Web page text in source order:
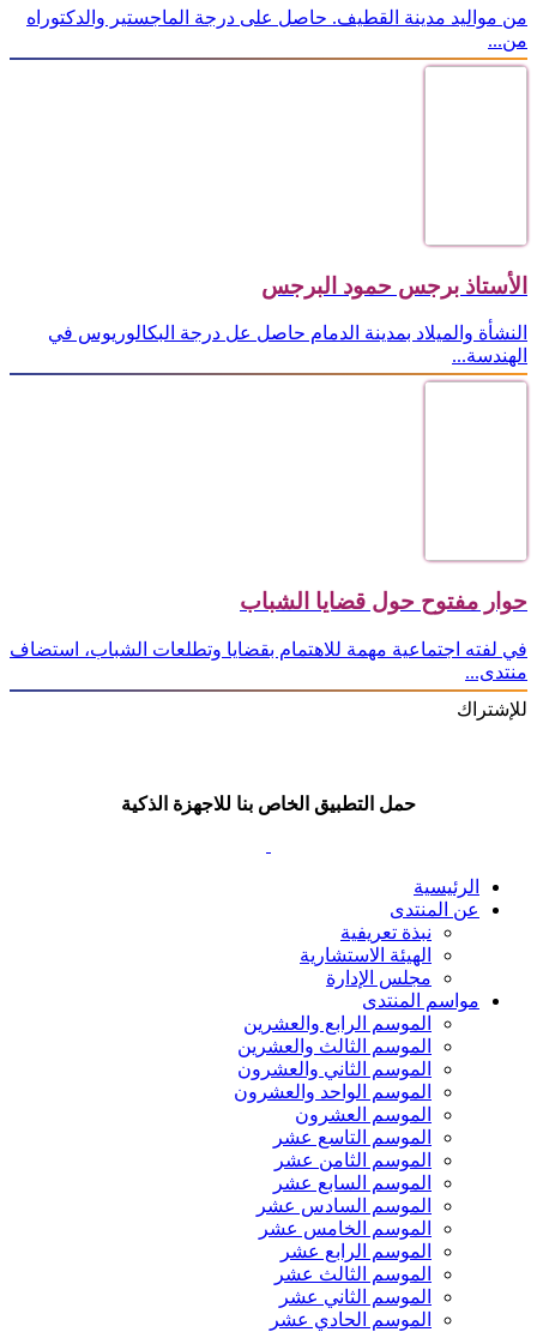
من مواليد مدينة القطيف. حاصل على درجة الماجستير والدكتوراه
من...
الأستاذ برجس حمود البرجس
النشأة والميلاد بمدينة الدمام حاصل عل درجة البكالوريوس في
الهندسة...
حوار مفتوح حول قضايا الشباب
في لفته اجتماعية مهمة للاهتمام بقضايا وتطلعات الشباب، استضاف
منتدى...
للإشتراك
حمل التطبيق الخاص بنا للاجهزة الذكية
الرئيسية
عن المنتدى
نبذة تعريفية
الهيئة الاستشارية
مجلس الإدارة
مواسم المنتدى
الموسم الرابع والعشرين
الموسم الثالث والعشرين
الموسم الثاني والعشرون
الموسم الواحد والعشرون
الموسم العشرون
الموسم التاسع عشر
الموسم الثامن عشر
الموسم السابع عشر
الموسم السادس عشر
الموسم الخامس عشر
الموسم الرابع عشر
الموسم الثالث عشر
الموسم الثاني عشر
الموسم الحادي عشر